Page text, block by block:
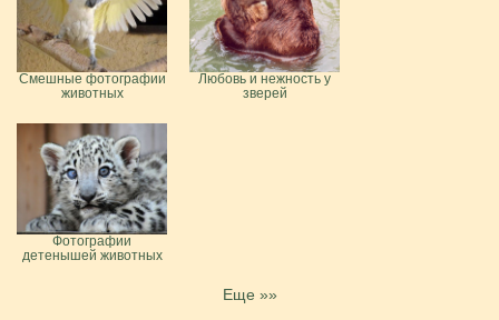
Смешные фотографии
животных
Любовь и нежность у
зверей
Фотографии
детенышей животных
Еще »»